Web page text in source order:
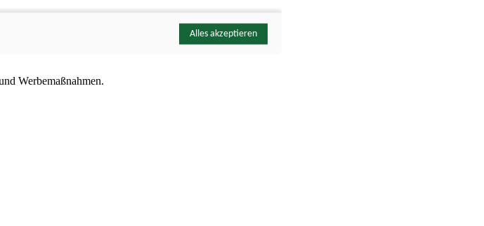
Werbemaßnahmen.
Alles akzeptieren